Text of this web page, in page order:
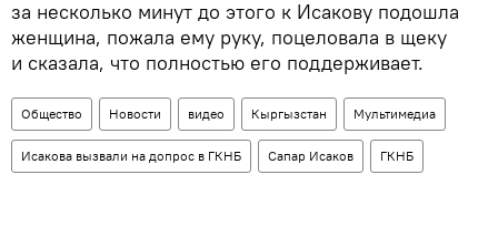
за несколько минут до этого к Исакову подошла
женщина, пожала ему руку, поцеловала в щеку
и сказала, что полностью его поддерживает.
Общество Новости видео Кыргызстан Мультимедиа
Исакова вызвали на допрос в ГКНБ Сапар Исаков ГКНБ